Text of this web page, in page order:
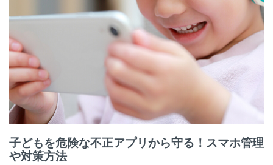
子どもを危険な不正アプリから守る！スマホ管理
や対策方法